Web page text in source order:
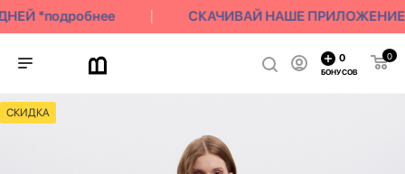
*подробнее СКАЧИВАЙ НАШЕ ПРИЛОЖЕНИЕ |
0
0
БОНУСОВ
СКИДКА